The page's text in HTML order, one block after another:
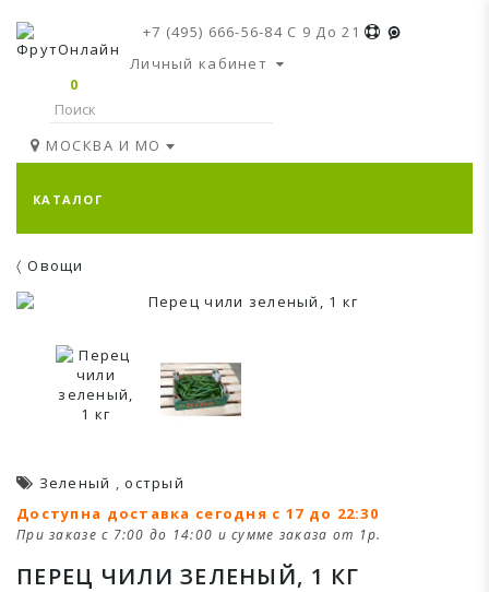
+7 (495) 666-56-84 C 9 До 21
Личный кабинет
0
МОСКВА И МО
КАТАЛОГ
Овощи
Зеленый ,острый
Доступна доставка сегодня с 17 до 22:30
При заказе с 7:00 до 14:00 и сумме заказа от 1р.
ПЕРЕЦ ЧИЛИ ЗЕЛЕНЫЙ, 1 КГ